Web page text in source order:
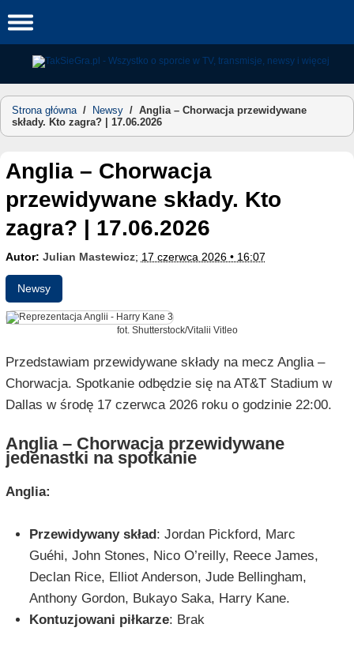
to
Strona główna/ Newsy / Anglia – Chorwacja przewidywane
składy. Kto zagra? | 17.06.2026
Anglia – Chorwacja
przewidywane składy. Kto
zagra? | 17.06.2026
Autor: Julian Mastewicz; 17 czerwca 2026 • 16:07
Newsy
fot. Shutterstock/Vitalii Vitleo
Przedstawiam przewidywane składy na mecz Anglia –
Chorwacja. Spotkanie odbędzie się na AT&T Stadium w
Dallas w środę 17 czerwca 2026 roku o godzinie 22:00.
Anglia – Chorwacja przewidywane
jedenastki na spotkanie
Anglia:
Przewidywany skład : Jordan Pickford, Marc
Guéhi, John Stones, Nico O’reilly, Reece James,
Declan Rice, Elliot Anderson, Jude Bellingham,
Anthony Gordon, Bukayo Saka, Harry Kane.
Kontuzjowani piłkarze: Brak